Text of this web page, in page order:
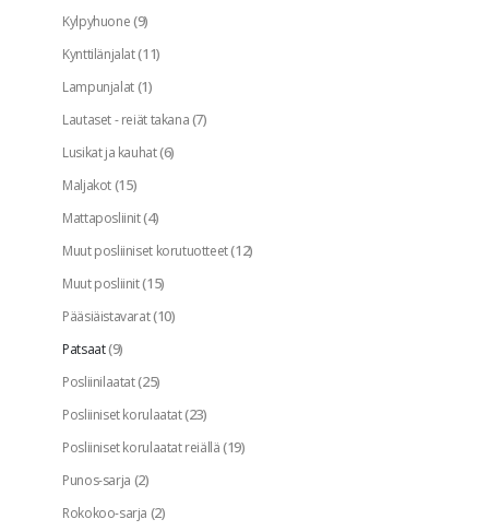
Kylpyhuone(9)
Kynttilänjalat(11)
Lampunjalat(1)
Lautaset - reiät takana(7)
Lusikat ja kauhat(6)
Maljakot(15)
Mattaposliinit(4)
Muut posliiniset korutuotteet(12)
Muut posliinit(15)
Pääsiäistavarat(10)
Patsaat(9)
Posliinilaatat(25)
Posliiniset korulaatat(23)
Posliiniset korulaatat reiällä(19)
Punos-sarja (2)
Rokokoo-sarja (2)